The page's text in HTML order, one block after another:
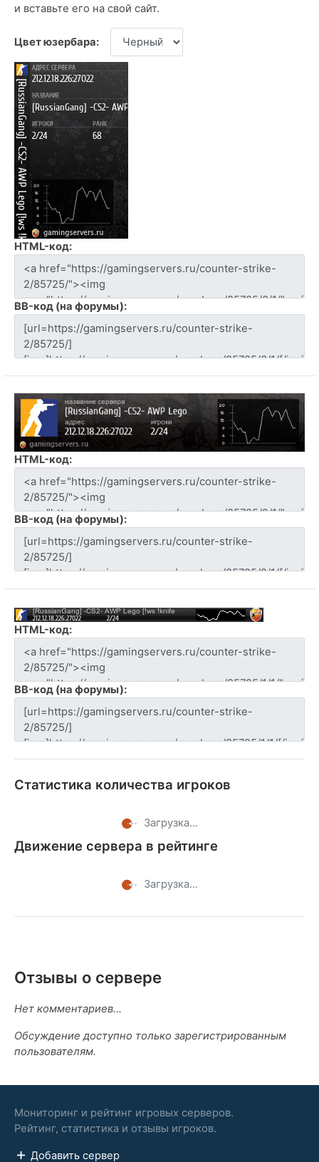
и вставьте его на свой сайт.
Цвет юзербара:
HTML-код:
BB-код (на форумы):
HTML-код:
BB-код (на форумы):
HTML-код:
BB-код (на форумы):
Статистика количества игроков
Загрузка...
Движение сервера в рейтинге
Загрузка...
Отзывы о сервере
Нет комментариев...
Обсуждение доступно только зарегистрированным
пользователям.
Мониторинг и рейтинг игровых серверов.
Рейтинг, статистика и отзывы игроков.
Добавить сервер